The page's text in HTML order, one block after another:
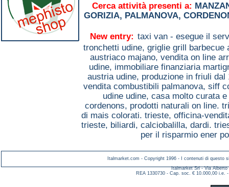
Cerca attività presenti a:
GORIZIA, PALMANOVA,
New entry: taxi van - esegue il
tronchetti udine, griglie grill barbecue
austriaco majano, vendita on line
udine, immobiliare finanziaria
austria udine, produzione in friuli
vendita combustibili palmanova, siff
udine udine, casa molto curata
cordenons, prodotti naturali on line.
di mais colorati. trieste, officina-
trieste, biliardi, calciobalilla, dardi.
per il risparmio ener
Italmarket.com - Copyright 1996 - I contenuti di questo
Italmarket Srl - Via Alberto
REA 1330730 - Cap. soc. € 10.000,00 i.e.